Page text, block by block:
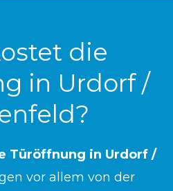
die
in Urdorf /
Türöffnung in Urdorf /
vor allem von der